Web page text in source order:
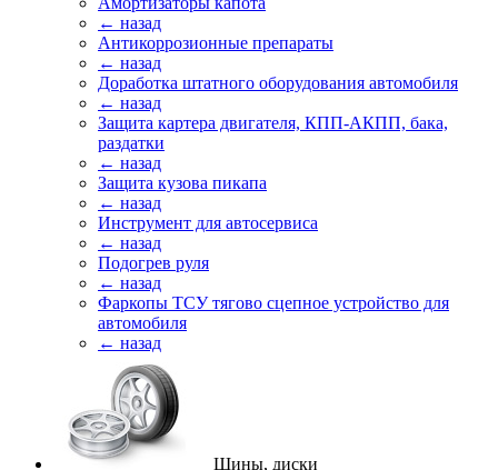
← назад
Антикоррозионные препараты
← назад
Доработка штатного оборудования автомобиля
← назад
Защита картера двигателя, КПП-АКПП, бака,
раздатки
← назад
Защита кузова пикапа
← назад
Инструмент для автосервиса
← назад
Подогрев руля
← назад
Фаркопы ТСУ тягово сцепное устройство для
автомобиля
← назад
Шины, диски